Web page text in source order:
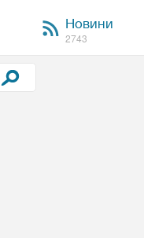
Новини
2743